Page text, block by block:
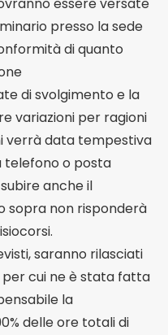
presso la sede
di quanto
di svolgimento e la
variazioni per ragioni
verrà data tempestiva
telefono o posta
anche il
sopra non risponderà
saranno rilasciati
cui ne è stata fatta
la
delle ore totali di